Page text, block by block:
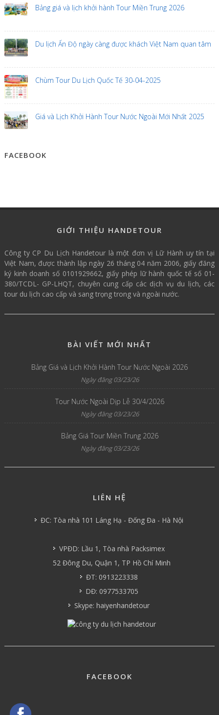
Bảng giá và lịch khởi hành Tour Miền Trung 2026
Du lịch Ấn Độ ngày càng được khách Việt Nam quan tâm
Chùm Tour Du Lịch Quốc Tế 30-04-2025
Giá và Lịch Khởi Hành Tour Nước Ngoài Mới Nhất 2025
FACEBOOK
GIỚI THIỆU HANDETOUR
Công ty CP Du Lịch Handetour là một đơn vị Lữ Hành uy tín tại
Việt Nam, được thành lập ngày 26 tháng 04 năm 2006, giấy đăng
ký kinh doanh số 0101929662, giấy phép lữ hành quốc tế số 01-
380/TCDL- GP-LHQT, chuyên cung cấp các dịch vụ du lịch, các
tour du lịch cao cấp và sang trọng trong và ngoài nước.
BÀI VIẾT MỚI NHẤT
Bảng Giá và Lịch Khởi Hành Tour Nước Ngoài 2026
Ngày đăng 03/23/26
Tour Nước Ngoài Dịp Lễ 30/4/2026
Ngày đăng 03/23/26
Bảng Giá Tour Miền Trung 2026
Ngày đăng 03/23/26
LIÊN HỆ
ĐC: Tòa nhà 101 Láng Hạ - Đống Đa - Hà Nội
VPĐD: Lầu 1, Tòa nhà Packsimex
52 Đông Du, Quận 1, TP Hồ Chí Minh
ĐT: 0913223338
DĐ: 0977533705
Skype: haiyenhandetour
FACEBOOK